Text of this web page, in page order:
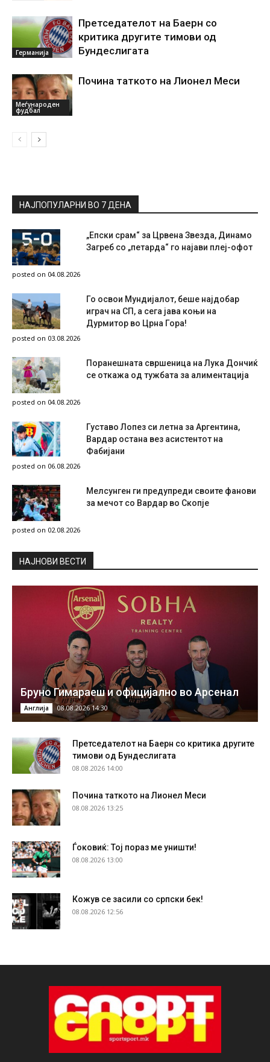
Германија
Претседателот на Баерн со
критика другите тимови од
Бундеслигата
Меѓународен
фудбал
Почина таткото на Лионел Меси
НАЈПОПУЛАРНИ ВО 7 ДЕНА
„Епски срам“ за Црвена Звезда, Динамо
Загреб со „петарда“ го најави плеј-офот
posted on 04.08.2026
Го освои Мундијалот, беше најдобар
играч на СП, а сега јава коњи на
Дурмитор во Црна Гора!
posted on 03.08.2026
Поранешната свршеница на Лука Дончиќ
се откажа од тужбата за алиментација
posted on 04.08.2026
Густаво Лопез си летна за Аргентина,
Вардар остана вез асистентот на
Фабијани
posted on 06.08.2026
Мелсунген ги предупреди своите фанови
за мечот со Вардар во Скопје
posted on 02.08.2026
НAЈНОВИ ВЕСТИ
Бруно Гимараеш и официјално во Арсенал
Англија 08.08.2026 14:30
Претседателот на Баерн со критика другите
тимови од Бундеслигата
08.08.2026 14:00
Почина таткото на Лионел Меси
08.08.2026 13:25
Ѓоковиќ: Тој пораз ме уништи!
08.08.2026 13:00
Кожув се засили со српски бек!
08.08.2026 12:56